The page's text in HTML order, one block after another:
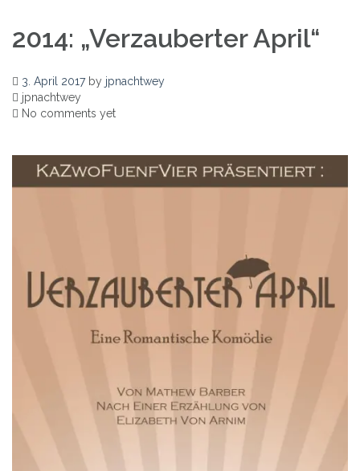
2014: „Verzauberter April“
3. April 2017by jpnachtwey
jpnachtwey
No comments yet